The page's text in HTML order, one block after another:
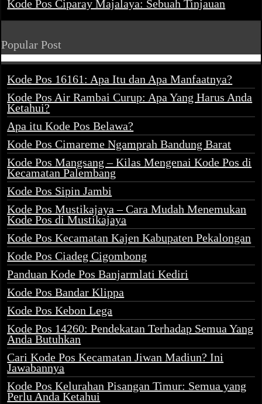
Kode Pos Ciparay Majalaya: Sebuah Tinjauan
Popular Post
Kode Pos 16161: Apa Itu dan Apa Manfaatnya?
Kode Pos Air Rambai Curup: Apa Yang Harus Anda
Ketahui?
Apa itu Kode Pos Belawa?
Kode Pos Cimareme Ngamprah Bandung Barat
Kode Pos Mangsang – Kilas Mengenai Kode Pos di
Kecamatan Palembang
Kode Pos Sipin Jambi
Kode Pos Mustikajaya – Cara Mudah Menemukan
Kode Pos di Mustikajaya
Kode Pos Kecamatan Kajen Kabupaten Pekalongan
Kode Pos Ciadeg Cigombong
Panduan Kode Pos Banjarmlati Kediri
Kode Pos Bandar Klippa
Kode Pos Kebon Lega
Kode Pos 14260: Pendekatan Terhadap Semua Yang
Anda Butuhkan
Cari Kode Pos Kecamatan Jiwan Madiun? Ini
Jawabannya
Kode Pos Kelurahan Pisangan Timur: Semua yang
Perlu Anda Ketahui